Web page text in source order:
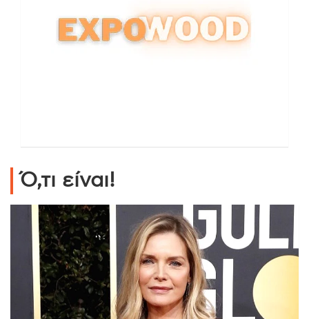
Ό,τι είναι!